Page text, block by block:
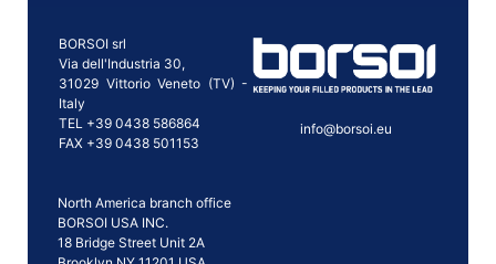
BORSOI srl
Via dell'Industria 30,
31029 Vittorio Veneto (TV) -
Italy
TEL +39 0438 586864
FAX +39 0438 501153
North America branch office
BORSOI USA INC.
18 Bridge Street Unit 2A
info@borsoi.eu